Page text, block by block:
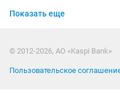
патент отчет 910
Бухгалтерские и
Показать еще
© 2012-2026, АО «Kaspi Bank»
Пользовательское